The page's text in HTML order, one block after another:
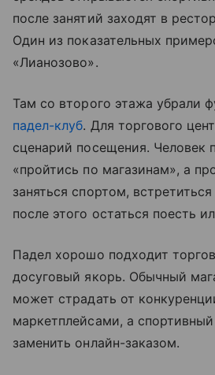
после занятий заходят в
Один из показательных
«Лианозово».
Там со второго этажа убрали
падел-клуб. Для торгового
сценарий посещения. Человек
«пройтись по магазинам», а
заняться спортом,
после этого остаться поесть
Падел хорошо подходит
досуговый якорь. Обычный
может страдать от
маркетплейсами, а спортивный
заменить онлайн-заказом.